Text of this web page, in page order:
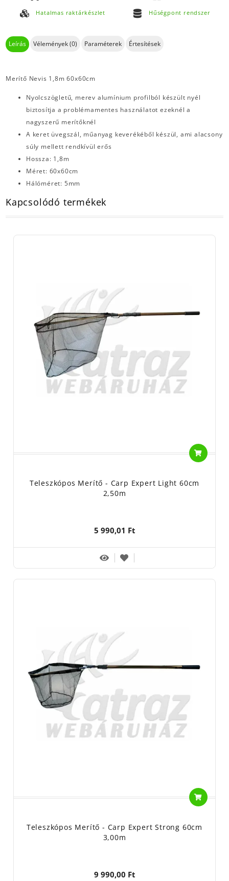
Hatalmas raktárkészlet Hűségpont rendszer
Leírás Vélemények (0) Paraméterek Értesítések
Merítő Nevis 1,8m 60x60cm
Nyolcszögletű, merev alumínium profilból készült nyél
biztosítja a problémamentes használatot ezeknél a
nagyszerű merítőknél
A keret üvegszál, műanyag keverékéből készül, ami alacsony
súly mellett rendkívül erős
Hossza: 1,8m
Méret: 60x60cm
Hálóméret: 5mm
Kapcsolódó termékek
Teleszkópos Merítő - Carp Expert Light 60cm
2,50m
5 990,01 Ft
Teleszkópos Merítő - Carp Expert Strong 60cm
3,00m
9 990,00 Ft